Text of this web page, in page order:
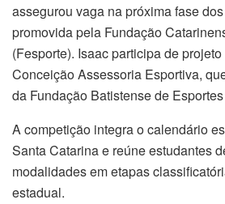
assegurou vaga na próxima fase
promovida pela Fundação
(Fesporte). Isaac participa de
Conceição Assessoria Esportiva,
da Fundação Batistense de
A competição integra o calendário
Santa Catarina e reúne estudantes
modalidades em etapas
estadual.